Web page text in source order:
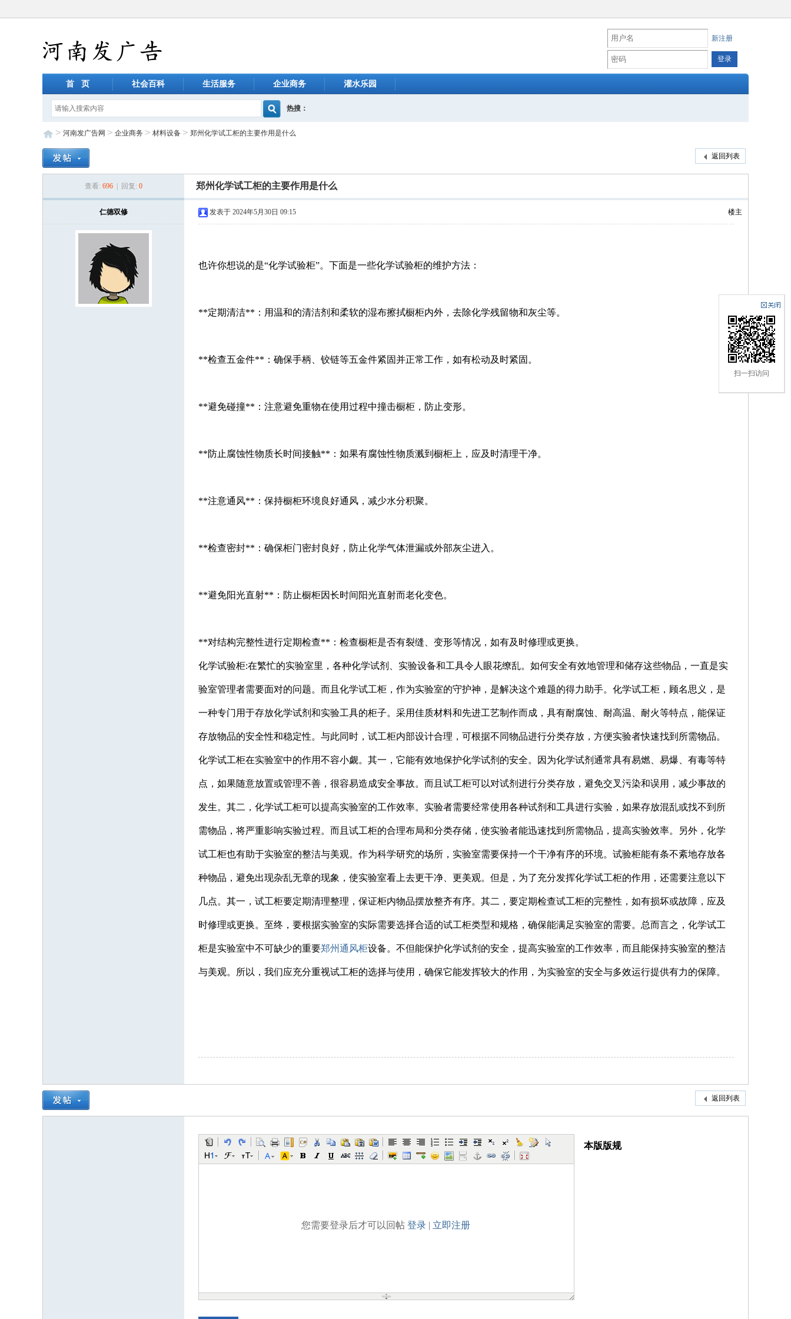
新注册
首 页 社会百科 生活服务 企业商务 灌水乐园
热搜：
> 河南发广告网 > 企业商务 > 材料设备 > 郑州化学试工柜的主要作用是什么
返回列表
查看: 696| 回复: 0
仁德双修
郑州化学试工柜的主要作用是什么
楼主
发表于 2024年5月30日 09:15
也许你想说的是“化学试验柜”。下面是一些化学试验柜的维护方法：
**定期清洁**：用温和的清洁剂和柔软的湿布擦拭橱柜内外，去除化学残留物和灰尘等。
**检查五金件**：确保手柄、铰链等五金件紧固并正常工作，如有松动及时紧固。
**避免碰撞**：注意避免重物在使用过程中撞击橱柜，防止变形。
**防止腐蚀性物质长时间接触**：如果有腐蚀性物质溅到橱柜上，应及时清理干净。
**注意通风**：保持橱柜环境良好通风，减少水分积聚。
**检查密封**：确保柜门密封良好，防止化学气体泄漏或外部灰尘进入。
**避免阳光直射**：防止橱柜因长时间阳光直射而老化变色。
**对结构完整性进行定期检查**：检查橱柜是否有裂缝、变形等情况，如有及时修理或更换。
化学试验柜:在繁忙的实验室里，各种化学试剂、实验设备和工具令人眼花缭乱。如何安全有效地管理和储存这些物品，一直是实
验室管理者需要面对的问题。而且化学试工柜，作为实验室的守护神，是解决这个难题的得力助手。化学试工柜，顾名思义，是
一种专门用于存放化学试剂和实验工具的柜子。采用佳质材料和先进工艺制作而成，具有耐腐蚀、耐高温、耐火等特点，能保证
存放物品的安全性和稳定性。与此同时，试工柜内部设计合理，可根据不同物品进行分类存放，方便实验者快速找到所需物品。
化学试工柜在实验室中的作用不容小觑。其一，它能有效地保护化学试剂的安全。因为化学试剂通常具有易燃、易爆、有毒等特
点，如果随意放置或管理不善，很容易造成安全事故。而且试工柜可以对试剂进行分类存放，避免交叉污染和误用，减少事故的
发生。其二，化学试工柜可以提高实验室的工作效率。实验者需要经常使用各种试剂和工具进行实验，如果存放混乱或找不到所
需物品，将严重影响实验过程。而且试工柜的合理布局和分类存储，使实验者能迅速找到所需物品，提高实验效率。另外，化学
试工柜也有助于实验室的整洁与美观。作为科学研究的场所，实验室需要保持一个干净有序的环境。试验柜能有条不紊地存放各
种物品，避免出现杂乱无章的现象，使实验室看上去更干净、更美观。但是，为了充分发挥化学试工柜的作用，还需要注意以下
几点。其一，试工柜要定期清理整理，保证柜内物品摆放整齐有序。其二，要定期检查试工柜的完整性，如有损坏或故障，应及
时修理或更换。至终，要根据实验室的实际需要选择合适的试工柜类型和规格，确保能满足实验室的需要。总而言之，化学试工
柜是实验室中不可缺少的重要郑州通风柜设备。不但能保护化学试剂的安全，提高实验室的工作效率，而且能保持实验室的整洁
与美观。所以，我们应充分重视试工柜的选择与使用，确保它能发挥较大的作用，为实验室的安全与多效运行提供有力的保障。
返回列表
您需要登录后才可以回帖 登录| 立即注册
本版版规
扫一扫访问